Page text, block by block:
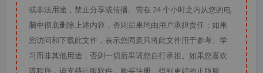
或非法用途，禁止分享或传播。需在 24 个小时之内从您的电
脑中彻底删除上述内容，否则后果均由用户承担责任；如果
您访问和下载此文件，表示您同意只将此文件用于参考、学
习而非其他用途，否则一切后果请您自行承担。如果您喜欢
该程序，请支持正版软件，购买注册，得到更好的正版服